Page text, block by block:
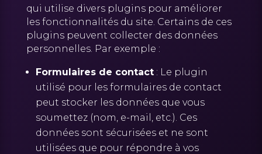
qui utilise divers plugins pour améliorer
les fonctionnalités du site. Certains de ces
plugins peuvent collecter des données
personnelles. Par exemple :
Formulaires de contact: Le plugin
utilisé pour les formulaires de contact
peut stocker les données que vous
soumettez (nom, e-mail, etc.). Ces
données sont sécurisées et ne sont
utilisées que pour répondre à vos